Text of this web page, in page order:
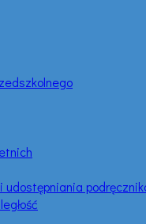
udostępniania